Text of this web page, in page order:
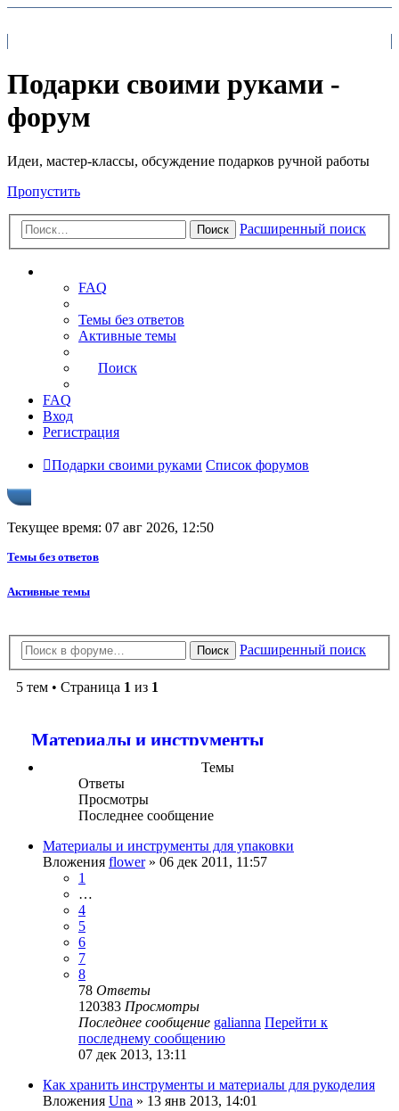
Подарки своими руками -
форум
Идеи, мастер-классы, обсуждение подарков ручной работы
Пропустить
Поиск Расширенный поиск
FAQ
Темы без ответов
Активные темы
Поиск
FAQ
Вход
Регистрация
Подарки своими руками Список форумов
Текущее время: 07 авг 2026, 12:50
Темы без ответов
Активные темы
Поиск Расширенный поиск
5 тем • Страница 1 из 1
Материалы и инструменты
Темы
Ответы
Просмотры
Последнее сообщение
Материалы и инструменты для упаковки
Вложения flower» 06 дек 2011, 11:57
1
…
4
5
6
7
8
78 Ответы
120383 Просмотры
Последнее сообщение galianna Перейти к
последнему сообщению
07 дек 2013, 13:11
Как хранить инструменты и материалы для рукоделия
Вложения Una » 13 янв 2013, 14:01